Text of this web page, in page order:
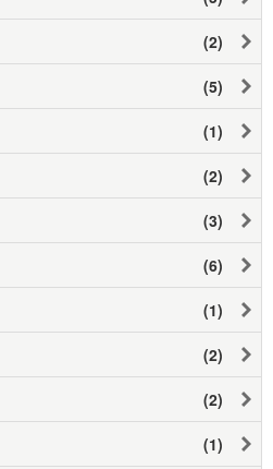
(2)
(5)
(1)
(2)
(3)
(6)
(1)
(2)
(2)
(1)